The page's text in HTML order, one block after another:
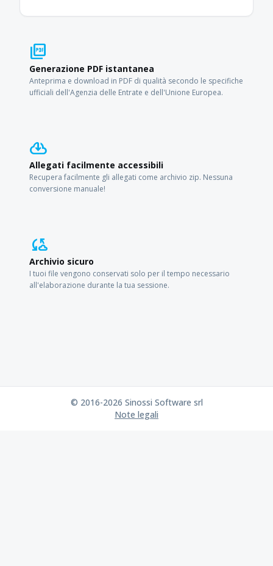
picture_as_pdf
Generazione PDF istantanea
Anteprima e download in PDF di qualità secondo le specifiche
ufficiali dell'Agenzia delle Entrate e dell'Unione Europea.
cloud_download
Allegati facilmente accessibili
Recupera facilmente gli allegati come archivio zip. Nessuna
conversione manuale!
cloud_sync
Archivio sicuro
I tuoi file vengono conservati solo per il tempo necessario
all'elaborazione durante la tua sessione.
© 2016-2026 Sinossi Software srl
Note legali